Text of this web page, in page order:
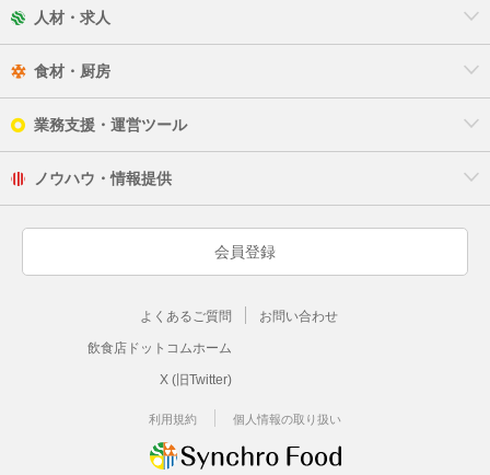
人材・求人
食材・厨房
業務支援・運営ツール
ノウハウ・情報提供
会員登録
よくあるご質問 お問い合わせ
飲食店ドットコムホーム
X (旧Twitter)
利用規約 個人情報の取り扱い